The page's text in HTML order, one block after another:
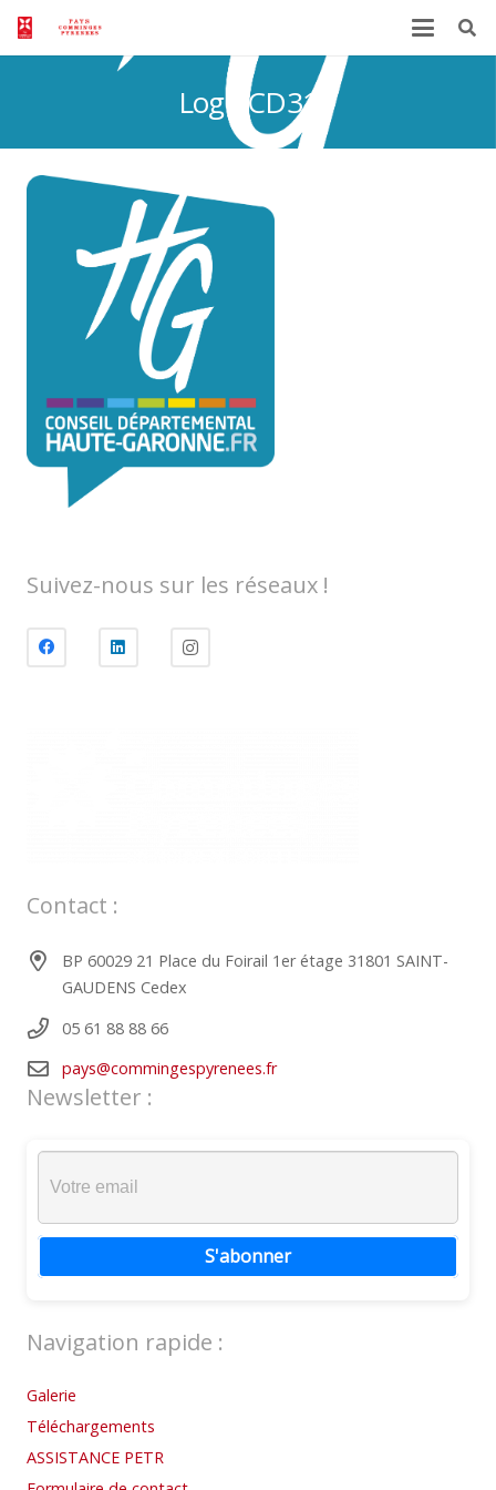
Logo CD31
Suivez-nous sur les réseaux !
Contact :
BP 60029 21 Place du Foirail 1er étage 31801 SAINT-
GAUDENS Cedex
05 61 88 88 66
pays@commingespyrenees.fr
Newsletter :
S'abonner
Navigation rapide :
Galerie
Téléchargements
ASSISTANCE PETR